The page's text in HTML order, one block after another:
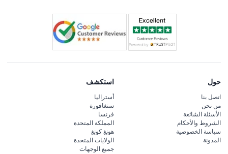
حول
اتصل بنا
من نحن
الأسئلة الشائعة
الشروط والأحكام
سياسة الخصوصية
المدونة
استكشف
أستراليا
سنغافورة
فرنسا
المملكة المتحدة
هونغ كونغ
الولايات المتحدة
جميع الوجهات